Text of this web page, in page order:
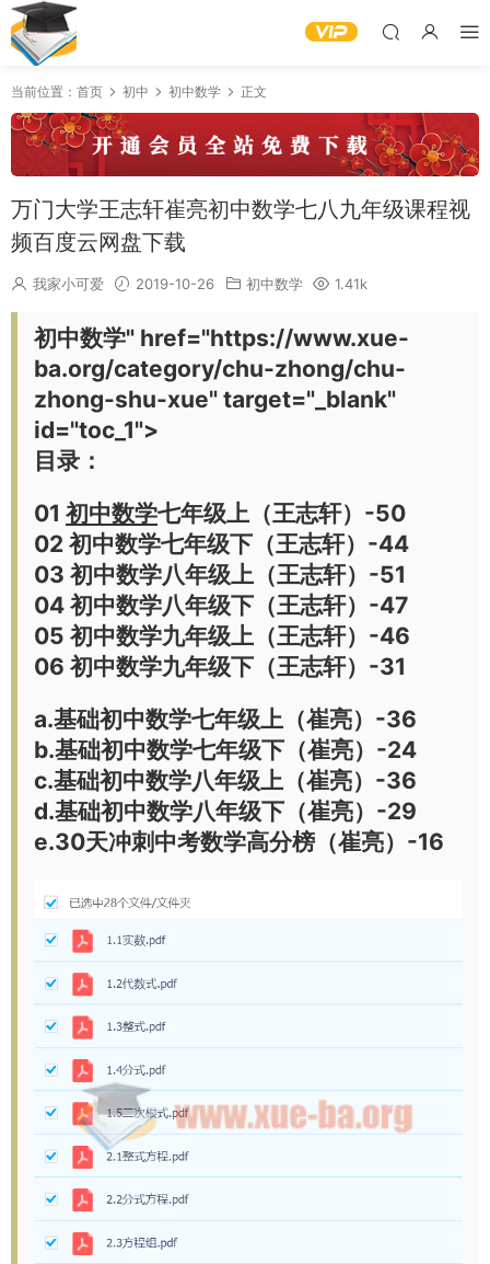
当前位置： 首页 初中 初中数学 正文
万门大学王志轩崔亮初中数学七八九年级课程视
频百度云网盘下载
我家小可爱 2019-10-26 初中数学 1.41k
初中数学" href="https://www.xue-
ba.org/category/chu-zhong/chu-
zhong-shu-xue" target="_blank"
id="toc_1">
目录：
01 初中数学七年级上（王志轩）-50
02 初中数学七年级下（王志轩）-44
03 初中数学八年级上（王志轩）-51
04 初中数学八年级下（王志轩）-47
05 初中数学九年级上（王志轩）-46
06 初中数学九年级下（王志轩）-31
a.基础初中数学七年级上（崔亮）-36
b.基础初中数学七年级下（崔亮）-24
c.基础初中数学八年级上（崔亮）-36
d.基础初中数学八年级下（崔亮）-29
e.30天冲刺中考数学高分榜（崔亮）-16